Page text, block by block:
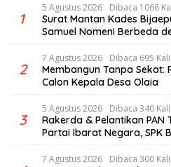
1
5 Agustus 2026 Dibaca 1066
Surat Mantan Kades
Samuel Nomeni Berbeda
Beredar
2
7 Agustus 2026 Dibaca 695 Kali
Membangun Tanpa Sekat:
Calon Kepala Desa Olaia
3
5 Agustus 2026 Dibaca 340 Kali
Rakerda & Pelantikan PAN
Partai Ibarat Negara, SPK
Hektar & Larangan Politik
7 Agustus 2026 Dibaca 300 Kali